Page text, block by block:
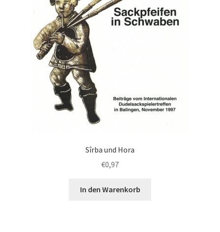
Sîrba und Hora
€0,97
In den Warenkorb